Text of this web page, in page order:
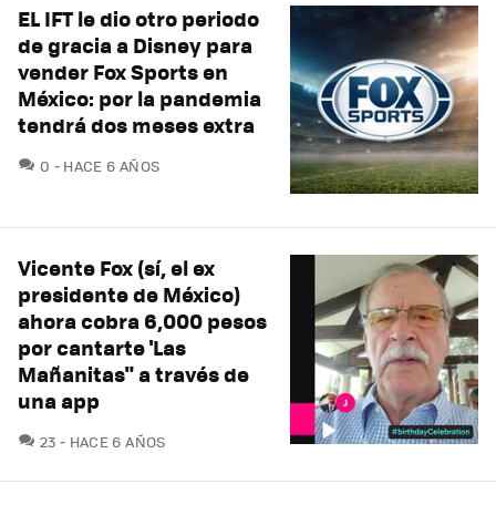
EL IFT le dio otro periodo
de gracia a Disney para
vender Fox Sports en
México: por la pandemia
tendrá dos meses extra
0 COMENTARIOS
HACE 6 AÑOS
Vicente Fox (sí, el ex
presidente de México)
ahora cobra 6,000 pesos
por cantarte 'Las
Mañanitas" a través de
una app
23 COMENTARIOS
HACE 6 AÑOS